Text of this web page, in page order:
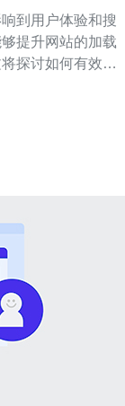
到用户体验和搜
提升网站的加载
探讨如何有效利